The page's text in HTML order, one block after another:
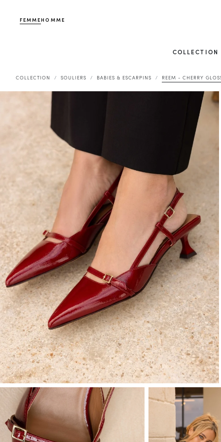
FEMMEHOMME
COLLECTION
COLLECTION SOULIERS BABIES & ESCARPINS REEM - CHERRY